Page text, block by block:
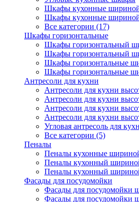
Шкафы кухонные
Шкафы кухонные
Все категории (17)
Шкафы горизонтальные
Шкафы горизонтальный
Шкафы горизонтальный
Шкафы горизонтальные
Шкафы горизонтальные
Антресоли для кухни
Антресоли для кухни
Антресоли для кухни
Антресоли для кухни
Антресоли для кухни
Угловая антресоль для
Все категории (5)
Пеналы
Пеналы кухонные
Пеналы кухонный
Пеналы кухонный
Фасады для посудомойки
Фасады для посудомойки
Фасады для посудомойки